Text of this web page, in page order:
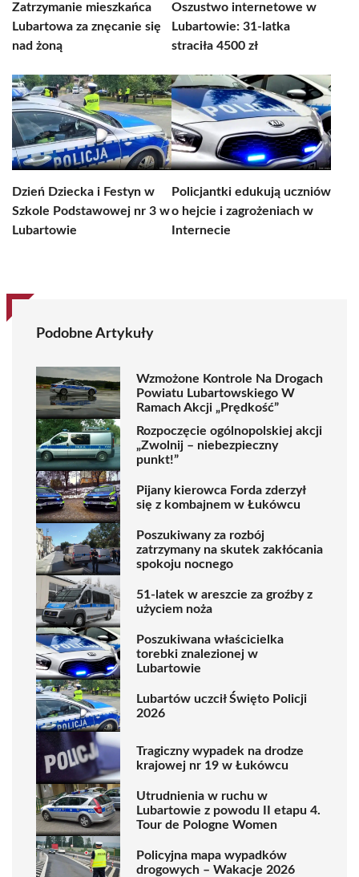
Zatrzymanie mieszkańca
Lubartowa za znęcanie się
nad żoną
Oszustwo internetowe w
Lubartowie: 31-latka
straciła 4500 zł
Dzień Dziecka i Festyn w
Szkole Podstawowej nr 3 w
Lubartowie
Policjantki edukują uczniów
o hejcie i zagrożeniach w
Internecie
Podobne Artykuły
Wzmożone Kontrole Na Drogach
Powiatu Lubartowskiego W
Ramach Akcji „Prędkość”
Rozpoczęcie ogólnopolskiej akcji
„Zwolnij – niebezpieczny
punkt!”
Pijany kierowca Forda zderzył
się z kombajnem w Łukówcu
Poszukiwany za rozbój
zatrzymany na skutek zakłócania
spokoju nocnego
51-latek w areszcie za groźby z
użyciem noża
Poszukiwana właścicielka
torebki znalezionej w
Lubartowie
Lubartów uczcił Święto Policji
2026
Tragiczny wypadek na drodze
krajowej nr 19 w Łukówcu
Utrudnienia w ruchu w
Lubartowie z powodu II etapu 4.
Tour de Pologne Women
Policyjna mapa wypadków
drogowych – Wakacje 2026